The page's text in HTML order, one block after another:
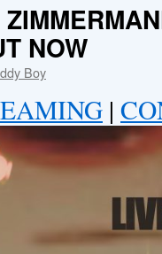
NOW
Boy
|